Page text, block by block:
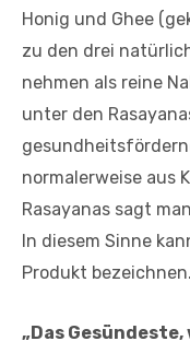
Honig und Ghee
zu den drei
nehmen als reine
unter den
normalerweise aus
Rasayanas sagt
In diesem Sinne
Produkt bezeichnen.
„Das